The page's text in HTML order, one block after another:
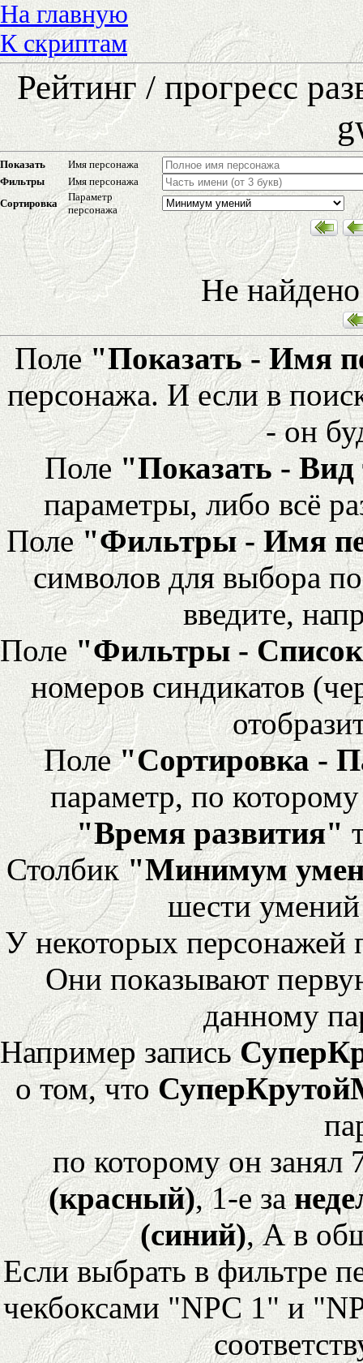
На главную
К скриптам
Рейтинг / прогресс
Показать
Имя персонажа
Фильтры
Имя персонажа
Сортировка
Параметр
персонажа
Не
Поле"Показать - Имя
персонажа. И если в
- он
Поле "Показать -
параметры, либо всё
Поле"Фильтры - Имя
символов для выбора
введите,
Поле "Фильтры -
номеров синдикатов
Поле"Сортировка -
параметр, по
"Время развития"
Столбик"Минимум
шести
У некоторых персонажей
Они показывают
данному
Например запись
о том, что
по которому он
(красный), 1-е за
(синий), А в
Если выбрать в фильтре
чекбоксами "NPC 1" и